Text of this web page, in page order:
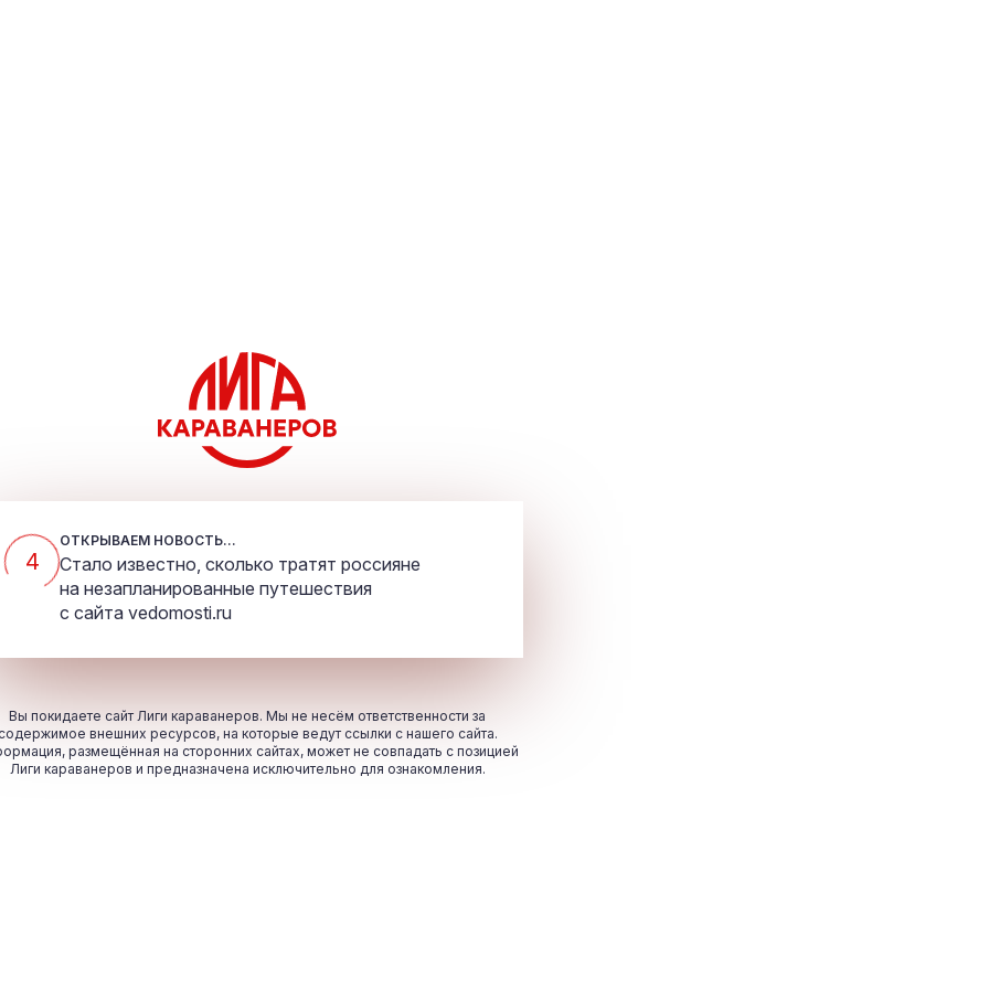
4
ОТКРЫВАЕМ НОВОСТЬ...
Стало известно, сколько тратят россияне
на незапланированные путешествия
с сайта vedomosti.ru
Вы покидаете сайт Лиги караванеров. Мы не несём ответственности за
внешних ресурсов, на которые ведут ссылки с нашего сайта.
размещённая на сторонних сайтах, может не совпадать с позицией
Лиги караванеров и предназначена исключительно для ознакомления.